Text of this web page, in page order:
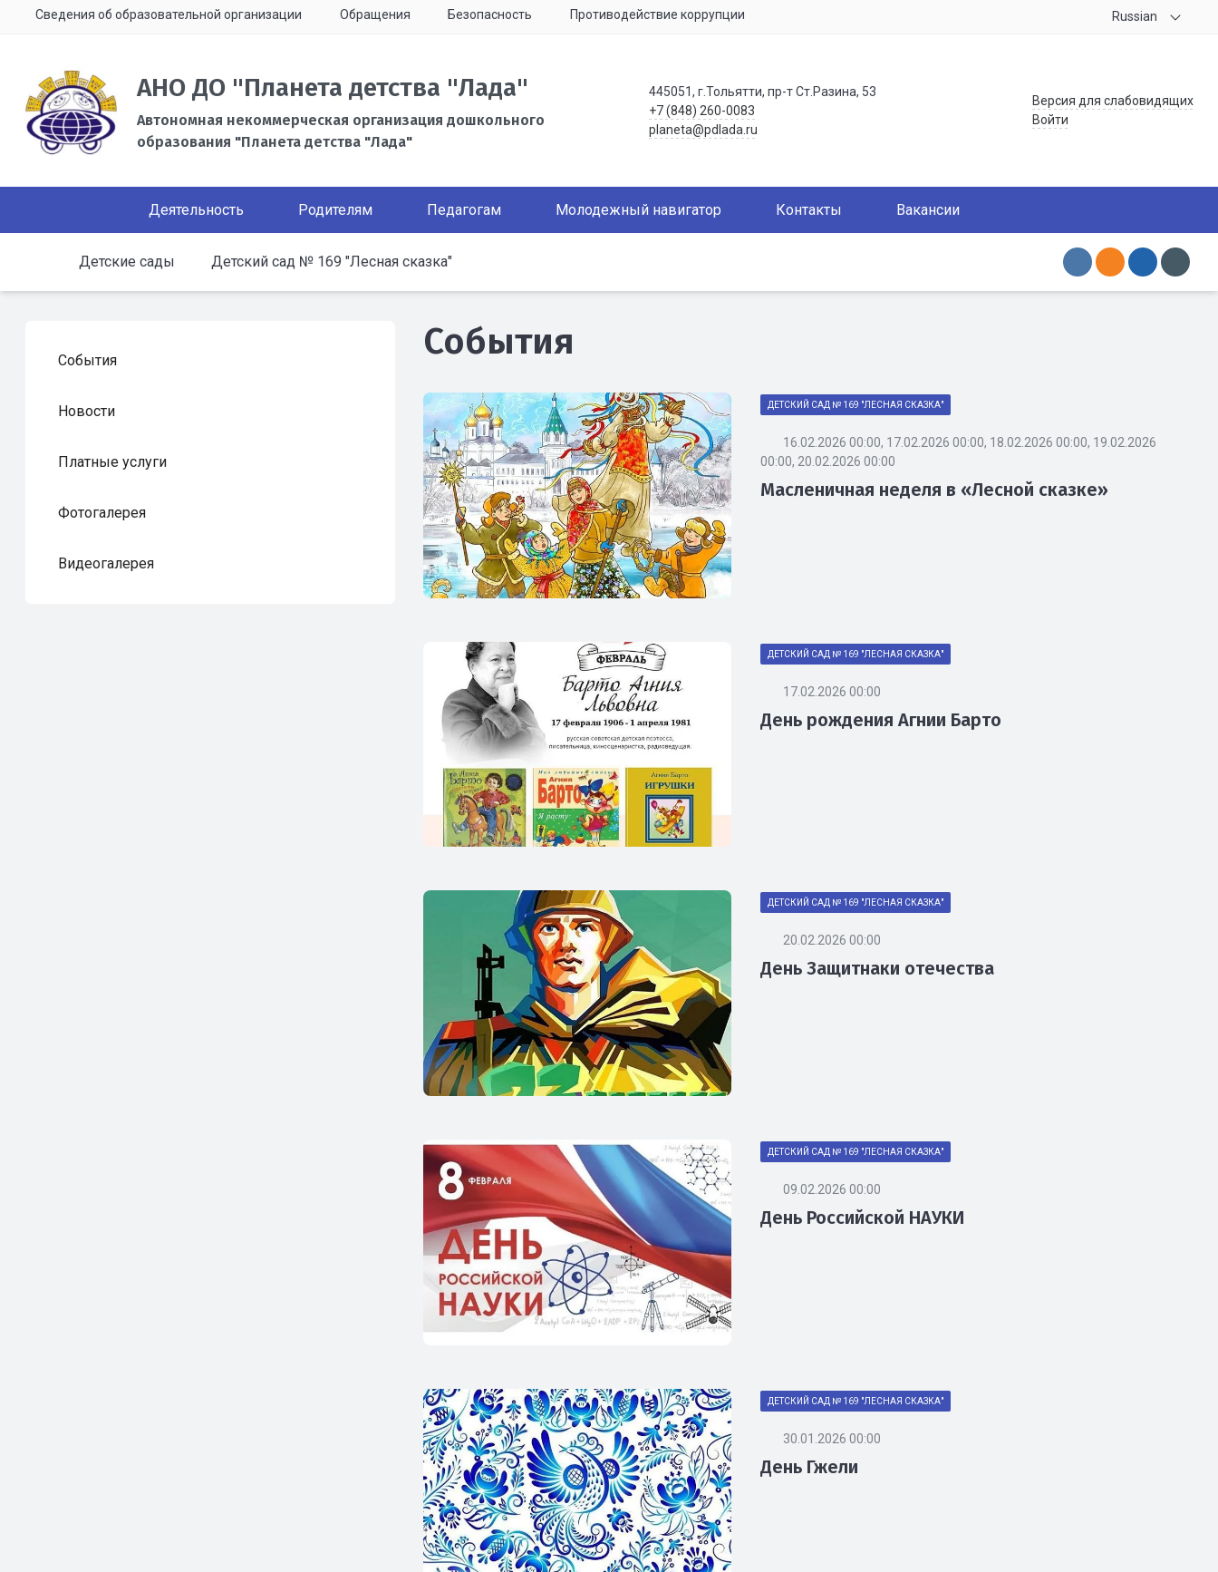
Сведения об образовательной организации Обращения Безопасность Противодействие коррупции Russian
АНО ДО "Планета детства "Лада"
Автономная некоммерческая организация дошкольного
образования "Планета детства "Лада"
445051, г.Тольятти, пр-т Ст.Разина, 53
+7 (848) 260-0083
planeta@pdlada.ru
Версия для слабовидящих
Войти
Деятельность Родителям Педагогам Молодежный навигатор Контакты Вакансии
Детские сады Детский сад № 169 "Лесная сказка"
События
Новости
Платные услуги
Фотогалерея
Видеогалерея
События
ДЕТСКИЙ САД № 169 "ЛЕСНАЯ СКАЗКА"
16.02.2026 00:00, 17.02.2026 00:00, 18.02.2026 00:00, 19.02.2026
00:00, 20.02.2026 00:00
Масленичная неделя в «Лесной сказке»
ДЕТСКИЙ САД № 169 "ЛЕСНАЯ СКАЗКА"
17.02.2026 00:00
День рождения Агнии Барто
ДЕТСКИЙ САД № 169 "ЛЕСНАЯ СКАЗКА"
20.02.2026 00:00
День Защитнаки отечества
ДЕТСКИЙ САД № 169 "ЛЕСНАЯ СКАЗКА"
09.02.2026 00:00
День Российской НАУКИ
ДЕТСКИЙ САД № 169 "ЛЕСНАЯ СКАЗКА"
30.01.2026 00:00
День Гжели